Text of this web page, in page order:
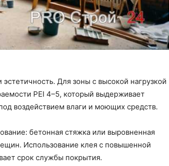
Для зоны с высокой нагрузкой
PEI 4–5, который выдерживает
воздействием влаги и моющих средств.
бетонная стяжка или выровненная
Использование клея с повышенной
срок службы покрытия.